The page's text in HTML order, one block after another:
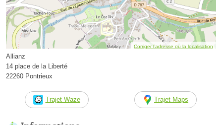
Corriger l’adresse ou la localisation
Allianz
14 place de la Liberté
22260 Pontrieux
Trajet Waze Trajet Maps